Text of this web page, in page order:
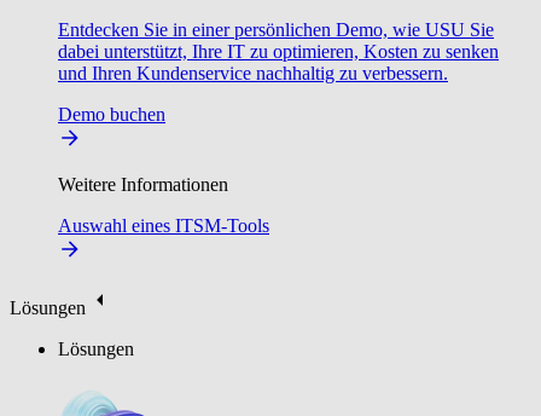
Entdecken Sie in einer persönlichen Demo, wie USU Sie
dabei unterstützt, Ihre IT zu optimieren, Kosten zu senken
und Ihren Kundenservice nachhaltig zu verbessern.
Demo buchen
Weitere Informationen
Auswahl eines ITSM-Tools
Lösungen
Lösungen